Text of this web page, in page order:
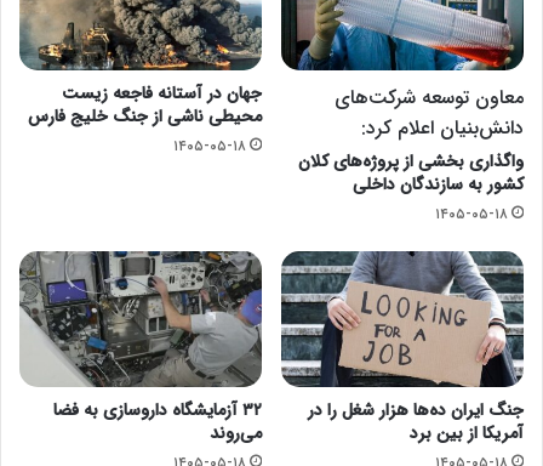
معاون توسعه شرکت‌های
دانش‌بنیان اعلام کرد:
واگذاری بخشی از پروژه‌های کلان
کشور به سازندگان داخلی
۱۴۰۵-۰۵-۱۸
جهان در آستانه فاجعه زیست
محیطی ناشی از جنگ خلیج فارس
۱۴۰۵-۰۵-۱۸
جنگ ایران ده‌ها هزار شغل را در
آمریکا از بین برد
۳۲ آزمایشگاه داروسازی به فضا
می‌روند